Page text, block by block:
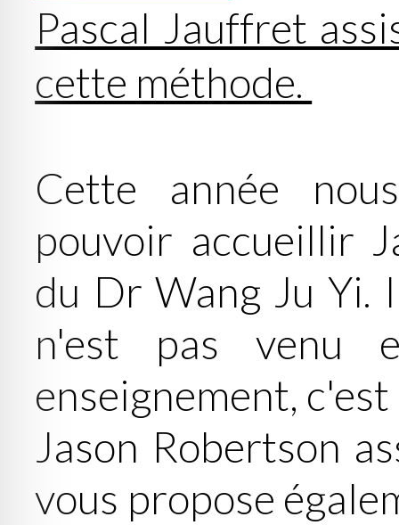
Pascal Jauffret
cette méthode.
Cette année
pouvoir accueillir
du Dr Wang Ju Yi.
n'est pas venu
enseignement,
Jason Robertson
vous propose